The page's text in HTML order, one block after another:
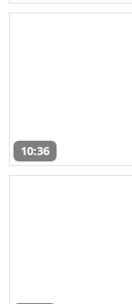
10:36